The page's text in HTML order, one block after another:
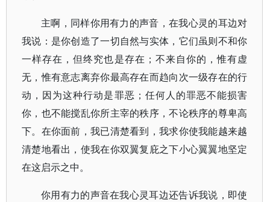
主啊，同样你用有力的声音，在我心灵的耳边对
我说：是你创造了一切自然与实体，它们虽则不和你
一样存在，但终究也是存在；不来自你的，惟有虚
无，惟有意志离弃你最高存在而趋向次一级存在的行
动，因为这种行动是罪恶；任何人的罪恶不能损害
你，也不能搅乱你所主宰的秩序，不论秩序的尊卑高
下。在你面前，我已清楚看到，我求你使我能越来越
清楚地看出，使我在你双翼复庇之下小心翼翼地坚定
在这启示之中。
你用有力的声音在我心灵耳边还告诉我说，即使